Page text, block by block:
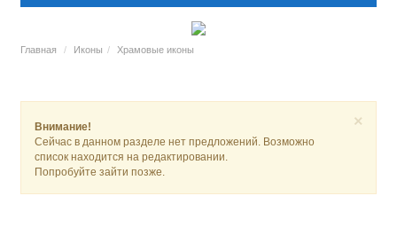
Главная Иконы Храмовые иконы
×
Внимание!
Сейчас в данном разделе нет предложений. Возможно
список находится на редактировании.
Попробуйте зайти позже.